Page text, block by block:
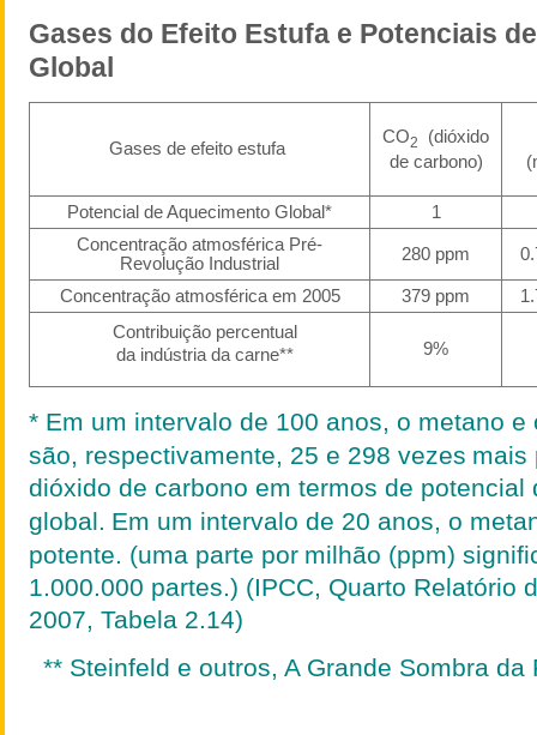
Gases do Efeito Estufa e Potenciais
Global
Gases de efeito estufa
CO2
(dióxido
de carbono)
Potencial de Aquecimento Global*
1
Concentração atmosférica Pré-
Revolução Industrial
280 ppm
Concentração atmosférica em 2005 379 ppm
Contribuição percentual
da indústria da carne**
9%
* Em um intervalo de 100 anos, o metano e
são, respectivamente, 25 e 298 vezes mais
dióxido de carbono em termos de potencial
global. Em um intervalo de 20 anos, o
potente. (uma parte por milhão (ppm)
1.000.000 partes.) (IPCC, Quarto Relatório
2007, Tabela 2.14)
** Steinfeld e outros, A Grande Sombra da